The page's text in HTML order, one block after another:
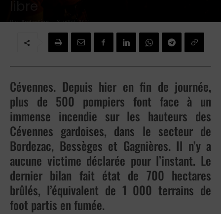
Par Redaction - 8 juillet 2022
Cévennes. Depuis hier en fin de journée,
plus de 500 pompiers font face à un
immense incendie sur les hauteurs des
Cévennes gardoises, dans le secteur de
Bordezac, Bessèges et Gagnières. Il n’y a
aucune victime déclarée pour l’instant. Le
dernier bilan fait état de 700 hectares
brûlés, l’équivalent de 1 000 terrains de
foot partis en fumée.